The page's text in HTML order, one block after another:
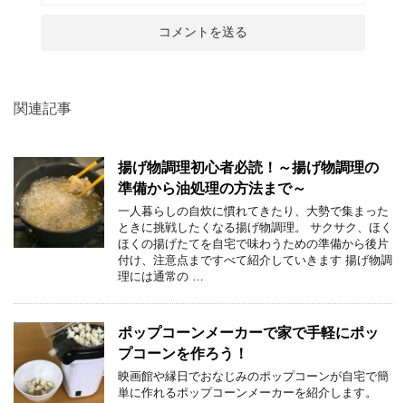
関連記事
揚げ物調理初心者必読！～揚げ物調理の
準備から油処理の方法まで～
一人暮らしの自炊に慣れてきたり、大勢で集まった
ときに挑戦したくなる揚げ物調理。 サクサク、ほく
ほくの揚げたてを自宅で味わうための準備から後片
付け、注意点まですべて紹介していきます 揚げ物調
理には通常の …
ポップコーンメーカーで家で手軽にポッ
プコーンを作ろう！
映画館や縁日でおなじみのポップコーンが自宅で簡
単に作れるポップコーンメーカーを紹介します。